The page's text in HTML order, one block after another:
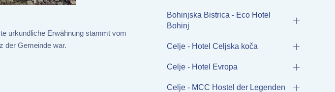
urkundliche Erwähnung stammt vom
der Gemeinde war.
Bohinjska Bistrica - Eco Hotel
Bohinj
Celje - Hotel Celjska koča
Celje - Hotel Evropa
Celje - MCC Hostel der Legenden